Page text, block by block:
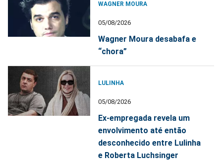
WAGNER MOURA
05/08/2026
Wagner Moura desabafa e
“chora”
LULINHA
05/08/2026
Ex-empregada revela um
envolvimento até então
desconhecido entre Lulinha
e Roberta Luchsinger